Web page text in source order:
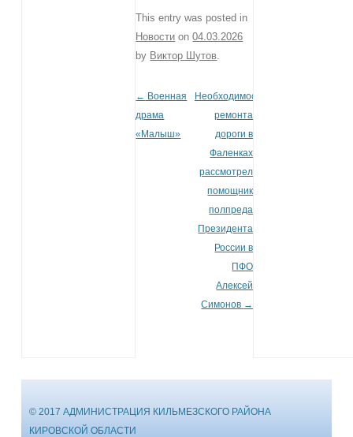
This entry was posted in
Новости on04.03.2026
by Виктор Шутов
Post navigation
← Военная
драма
«Малыш»
Необходимость
ремонта
дороги в
Фаленках
рассмотрел
помощник
полпреда
Президента
России в
ПФО
Алексей
Симонов →
© 2017 АДМИНИСТРАЦИЯ КИЛЬМЕЗСКОГО РАЙОНА
КИРОВСКОЙ ОБЛАСТИ